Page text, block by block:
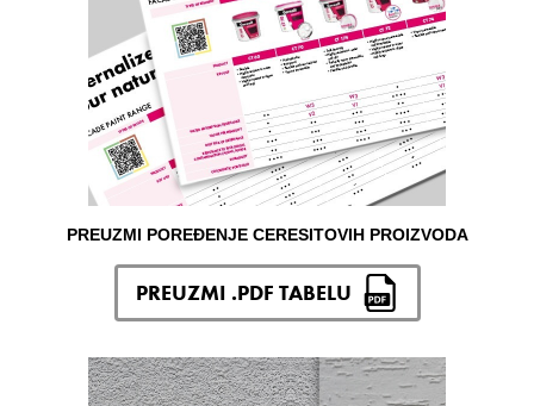
PREUZMI POREĐENJE CERESITOVIH PROIZVODA
PREUZMI .PDF TABELU